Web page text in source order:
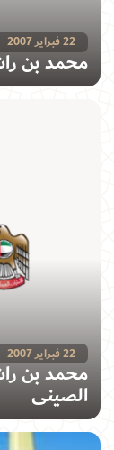
22 فبراير 2007
محمد بن
22 فبراير 2007
محمد بن
الصيني